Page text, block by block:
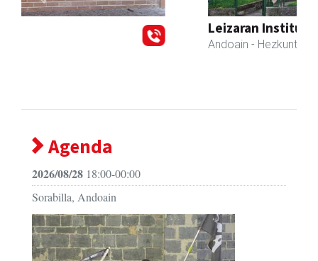
Previous Next
Agenda
2026/08/28 18:00-00:00
Sorabilla, Andoain